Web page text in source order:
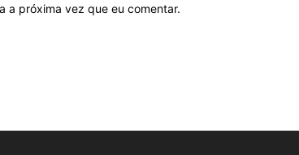
a próxima vez que eu comentar.